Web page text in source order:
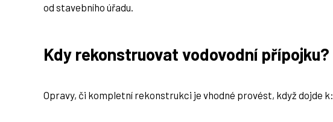
od stavebního úřadu.
Kdy rekonstruovat vodovodní přípojku?
Opravy, či kompletní rekonstrukci je vhodné provést, když dojde k: